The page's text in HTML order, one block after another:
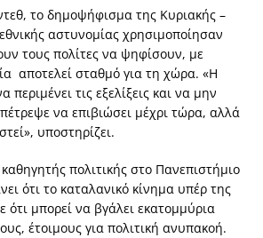
το δημοψήφισμα της Κυριακής –
αστυνομίας χρησιμοποίησαν
τους πολίτες να ψηφίσουν, με
αποτελεί σταθμό για τη χώρα. «Η
περιμένει τις εξελίξεις και να μην
να επιβιώσει μέχρι τώρα, αλλά
υποστηρίζει.
πολιτικής στο Πανεπιστήμιο
ότι το καταλανικό κίνημα υπέρ της
ότι μπορεί να βγάλει εκατομμύρια
έτοιμους για πολιτική ανυπακοή.